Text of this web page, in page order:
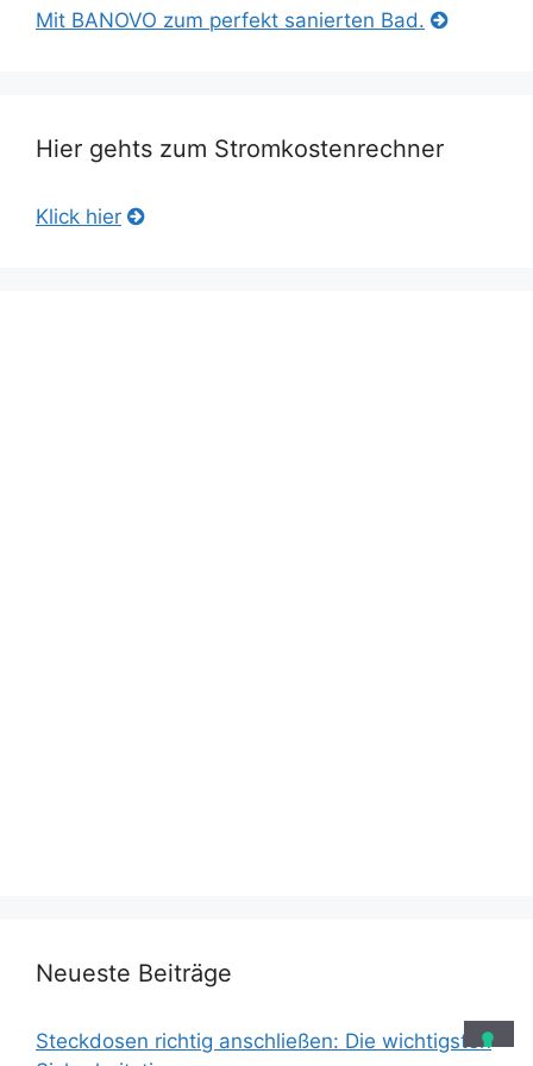
Mit BANOVO zum perfekt sanierten Bad.
Hier gehts zum Stromkostenrechner
Klick hier
Neueste Beiträge
Steckdosen richtig anschließen: Die wichtigsten